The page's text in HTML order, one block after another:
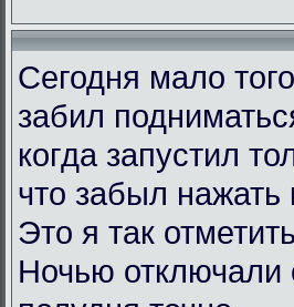
Сегодня мало
забил
когда запустил
что забыл
Это я так
Ночью отключали